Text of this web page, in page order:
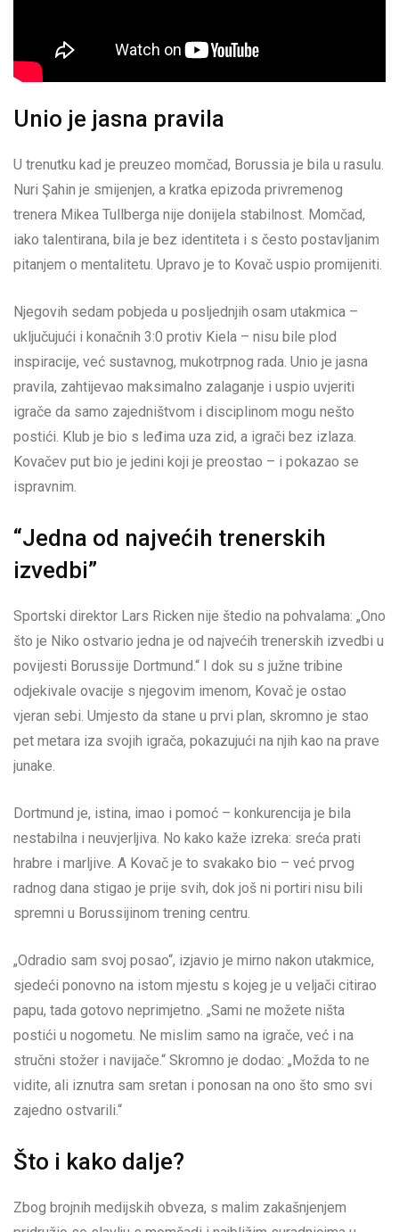
Unio je jasna pravila
U trenutku kad je preuzeo momčad, Borussia je bila u rasulu.
Nuri Şahin je smijenjen, a kratka epizoda privremenog
trenera Mikea Tullberga nije donijela stabilnost. Momčad,
iako talentirana, bila je bez identiteta i s često postavljanim
pitanjem o mentalitetu. Upravo je to Kovač uspio promijeniti.
Njegovih sedam pobjeda u posljednjih osam utakmica –
uključujući i konačnih 3:0 protiv Kiela – nisu bile plod
inspiracije, već sustavnog, mukotrpnog rada. Unio je jasna
pravila, zahtijevao maksimalno zalaganje i uspio uvjeriti
igrače da samo zajedništvom i disciplinom mogu nešto
postići. Klub je bio s leđima uza zid, a igrači bez izlaza.
Kovačev put bio je jedini koji je preostao – i pokazao se
ispravnim.
“Jedna od najvećih trenerskih
izvedbi”
Sportski direktor Lars Ricken nije štedio na pohvalama: „Ono
što je Niko ostvario jedna je od najvećih trenerskih izvedbi u
povijesti Borussije Dortmund.“ I dok su s južne tribine
odjekivale ovacije s njegovim imenom, Kovač je ostao
vjeran sebi. Umjesto da stane u prvi plan, skromno je stao
pet metara iza svojih igrača, pokazujući na njih kao na prave
junake.
Dortmund je, istina, imao i pomoć – konkurencija je bila
nestabilna i neuvjerljiva. No kako kaže izreka: sreća prati
hrabre i marljive. A Kovač je to svakako bio – već prvog
radnog dana stigao je prije svih, dok još ni portiri nisu bili
spremni u Borussijinom trening centru.
„Odradio sam svoj posao“, izjavio je mirno nakon utakmice,
sjedeći ponovno na istom mjestu s kojeg je u veljači citirao
papu, tada gotovo neprimjetno. „Sami ne možete ništa
postići u nogometu. Ne mislim samo na igrače, već i na
stručni stožer i navijače.“ Skromno je dodao: „Možda to ne
vidite, ali iznutra sam sretan i ponosan na ono što smo svi
zajedno ostvarili.“
Što i kako dalje?
Zbog brojnih medijskih obveza, s malim zakašnjenjem